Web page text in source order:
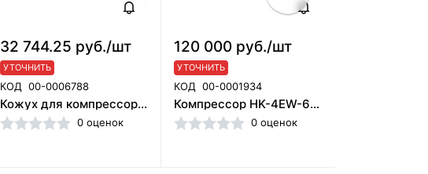
32 744.25 руб./шт
УТОЧНИТЬ
КОД 00-0006788
Кожух для компрессора металлический (570×570×860 м), 1 вентилятор
0 оценок
120 000 руб./шт
УТОЧНИТЬ
КОД 00-0001934
Компрессор HK-4EW-65 (200л) Mercury, Foshan Hongke Medical Instrument Factory (Китай)
0 оценок